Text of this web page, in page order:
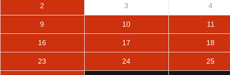
2 3 4
9 10 11
16 17 18
23 24 25